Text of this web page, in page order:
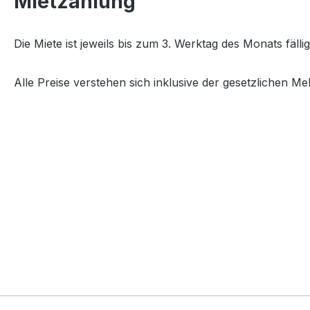
Die Miete ist jeweils bis zum 3. Werktag des Monats
Alle Preise verstehen sich inklusive der gesetzlichen